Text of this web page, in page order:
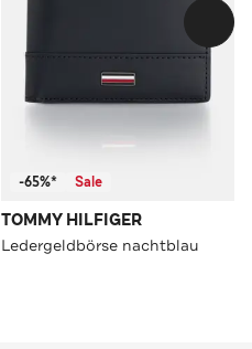
-65%* Sale
TOMMY HILFIGER
Ledergeldbörse nachtblau